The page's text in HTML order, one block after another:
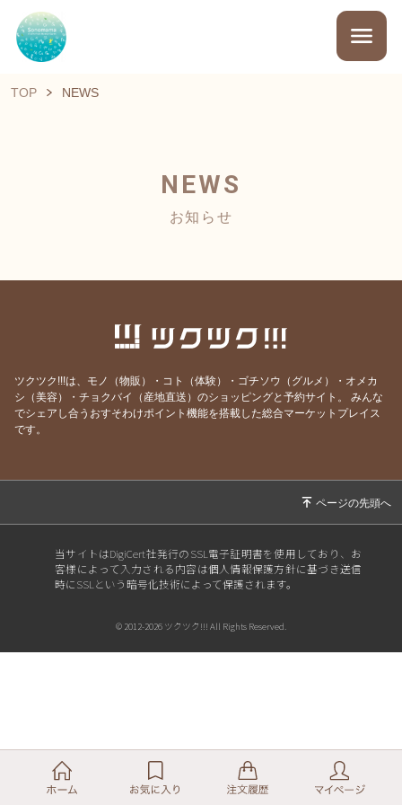
TOP NEWS
NEWS
お知らせ
ツクツク!!!は、モノ（物販）・コト（体験）・ゴチソウ（グルメ）・オメカ
シ（美容）・チョクバイ（産地直送）のショッピングと予約サイト。
みんな
でシェアし合うおすそわけポイント機能を搭載した総合マーケットプレイス
です。
当サイトはDigiCert社発行のSSL電子証明書を使用しており、お
客様によって入力される内容は個人情報保護方針に基づき送信
時にSSLという暗号化技術によって保護されます。
© 2012-2026 ツクツク!!! All Rights Reserved.